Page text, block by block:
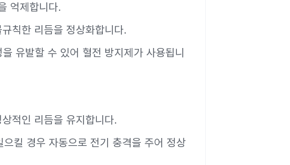
억제합니다.
칙한 리듬을 정상화합니다.
유발할 수 있어 혈전 방지제가 사용됩니
적인 리듬을 유지합니다.
킬 경우 자동으로 전기 충격을 주어 정상